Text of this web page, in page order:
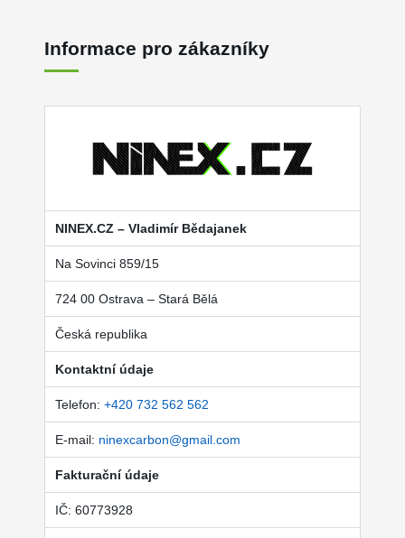
Informace pro zákazníky
NINEX.CZ – Vladimír Bědajanek
Na Sovinci 859/15
724 00 Ostrava – Stará Bělá
Česká republika
Kontaktní údaje
Telefon: +420 732 562 562
E-mail: ninexcarbon@gmail.com
Fakturační údaje
IČ: 60773928